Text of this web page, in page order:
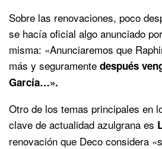
Sobre las renovaciones, poco
se hacía oficial algo anunciado
misma: «Anunciaremos que
más y seguramente después
García…».
Otro de los temas principales en
clave de actualidad azulgrana es
renovación que Deco considera